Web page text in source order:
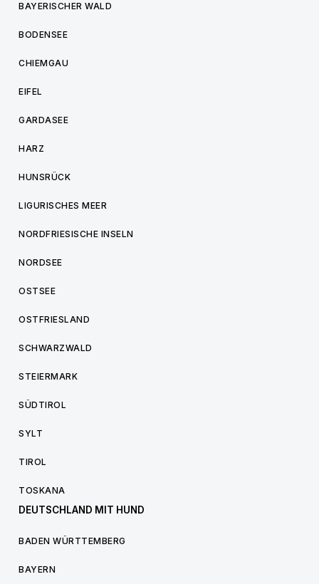
BAYERISCHER WALD
BODENSEE
CHIEMGAU
EIFEL
GARDASEE
HARZ
HUNSRÜCK
LIGURISCHES MEER
NORDFRIESISCHE INSELN
NORDSEE
OSTSEE
OSTFRIESLAND
SCHWARZWALD
STEIERMARK
SÜDTIROL
SYLT
TIROL
TOSKANA
DEUTSCHLAND MIT HUND
BADEN WÜRTTEMBERG
BAYERN